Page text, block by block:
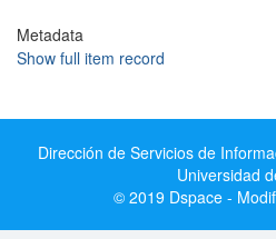
Metadata
Show full item record
Dirección de Servicios de
Universidad
© 2019 Dspace -